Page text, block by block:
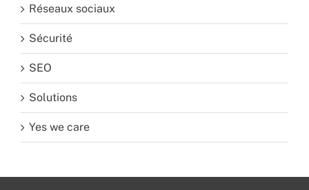
Réseaux sociaux
Sécurité
SEO
Solutions
Yes we care